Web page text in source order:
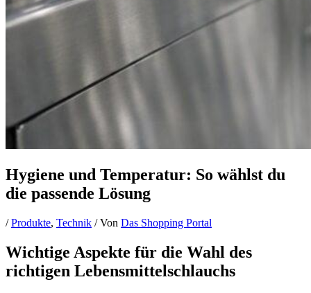
Hygiene und Temperatur: So wählst du
die passende Lösung
/Produkte, Technik / Von Das Shopping Portal
Wichtige Aspekte für die Wahl des
richtigen Lebensmittelschlauchs